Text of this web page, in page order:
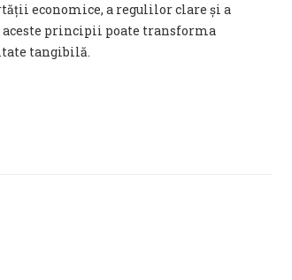
economice, a regulilor clare și a
principii poate transforma
tangibilă.